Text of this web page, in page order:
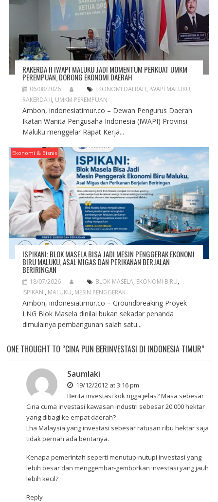
RAKERDA II IWAPI MALUKU JADI MOMENTUM PERKUAT UMKM
PEREMPUAN, DORONG EKONOMI DAERAH
06/08/2026 EKONOMI DAERAH, IWAPI MALUKU,
RAKERDA II, UMKM PEREMPUAN
Ambon, indonesiatimur.co – Dewan Pengurus Daerah
Ikatan Wanita Pengusaha Indonesia (IWAPI) Provinsi
Maluku menggelar Rapat Kerja...
Ekonomi & Bisnis
ISPIKANI: BLOK MASELA BISA JADI MESIN PENGGERAK EKONOMI
BIRU MALUKU, ASAL MIGAS DAN PERIKANAN BERJALAN
BERIRINGAN
18/07/2026 BLOK MASELA, EKONOMI BIRU,
ISPIKANI, MALUKU, MESIN PENGGERAK
Ambon, indonesiatimur.co – Groundbreaking Proyek
LNG Blok Masela dinilai bukan sekadar penanda
dimulainya pembangunan salah satu...
ONE THOUGHT TO “CINA PUN BERINVESTASI DI INDONESIA TIMUR”
Saumlaki
19/12/2012 at 3:16 pm
Berita investasi kok ngga jelas? Masa sebesar
Cina cuma investasi kawasan industri sebesar 20.000 hektar
yang dibagi ke empat daerah?
Lha Malaysia yang investasi sebesar ratusan ribu hektar saja
tidak pernah ada beritanya.
Kenapa pemerintah seperti menutup-nutupi investasi yang
lebih besar dan menggembar-gemborkan investasi yang jauh
lebih kecil?
Reply